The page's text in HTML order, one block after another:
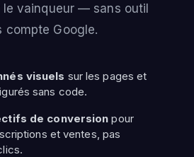
le vainqueur — sans outil
compte Google.
visuels sur les pages et
sans code.
de conversion pour
et ventes, pas